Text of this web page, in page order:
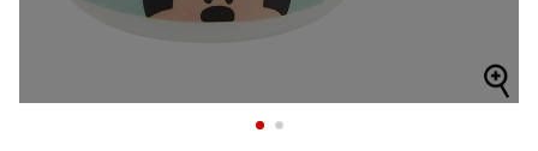
1 2